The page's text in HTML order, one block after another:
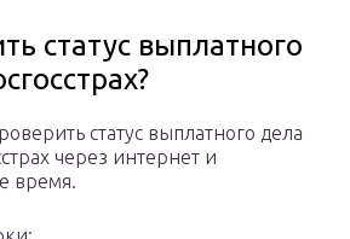
статус выплатного
статус выплатного дела
через интернет и
время.